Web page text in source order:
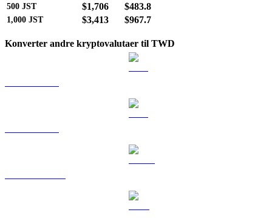
500 JST $1,706 $483.8
1,000 JST $3,413 $967.7
Konverter andre kryptovalutaer til TWD